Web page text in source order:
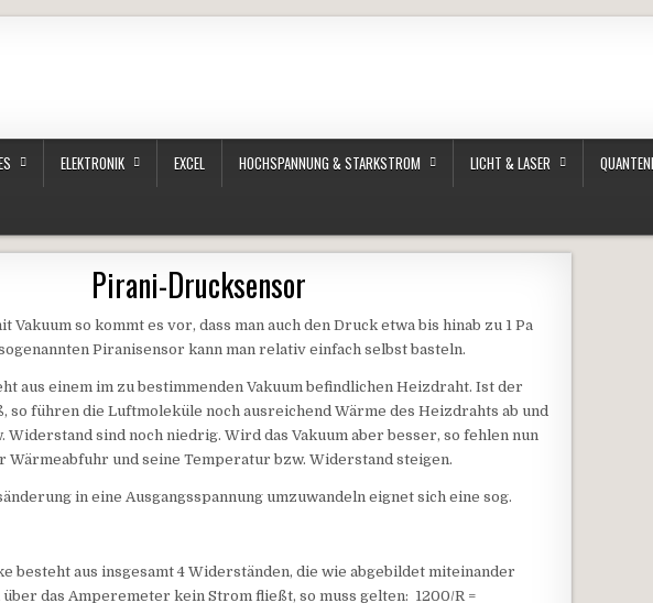
ELEKTRONIK EXCEL HOCHSPANNUNG & STARKSTROM LICHT & LASER
Pirani-Drucksensor
so kommt es vor, dass man auch den Druck etwa bis hinab zu 1 Pa
Piranisensor kann man relativ einfach selbst basteln.
aus einem im zu bestimmenden Vakuum befindlichen Heizdraht. Ist der
so führen die Luftmoleküle noch ausreichend Wärme des Heizdrahts ab und
Widerstand sind noch niedrig. Wird das Vakuum aber besser, so fehlen nun
Wärmeabfuhr und seine Temperatur bzw. Widerstand steigen.
in eine Ausgangsspannung umzuwandeln eignet sich eine sog.
besteht aus insgesamt 4 Widerständen, die wie abgebildet miteinander
das Amperemeter kein Strom fließt, so muss gelten: 1200/R =